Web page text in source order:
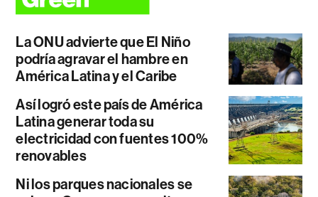
La ONU advierte que El Niño
podría agravar el hambre en
América Latina y el Caribe
Así logró este país de América
Latina generar toda su
electricidad con fuentes 100%
renovables
Ni los parques nacionales se